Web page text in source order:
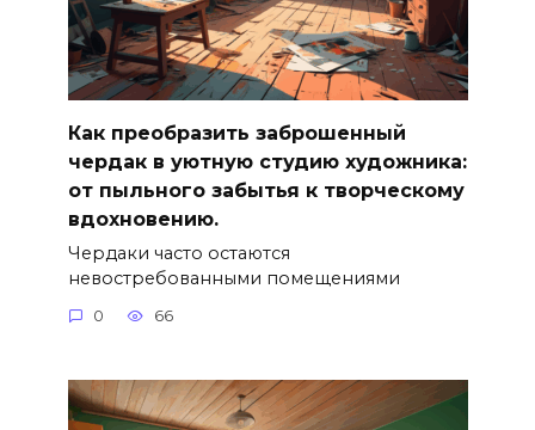
Как преобразить заброшенный
чердак в уютную студию художника:
от пыльного забытья к творческому
вдохновению.
Чердаки часто остаются
невостребованными помещениями
0 66